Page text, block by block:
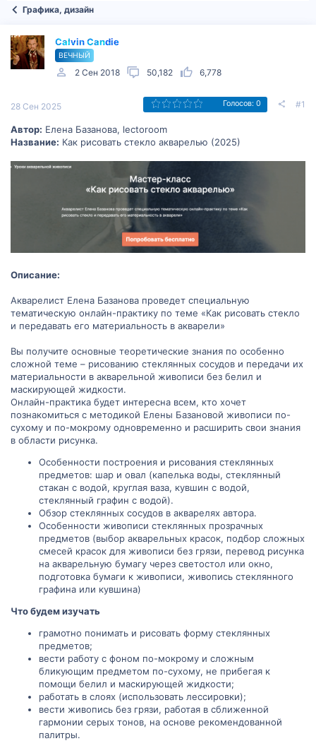
Графика, дизайн
Calvin Candie
ВЕЧНЫЙ
2 Сен 2018 50,182 6,778
28 Сен 2025 Голосов: 0 #1
Автор: Елена Базанова, lectoroom
Название: Как рисовать стекло акварелью (2025)
Описание:
Акварелист Елена Базанова проведет специальную
тематическую онлайн-практику по теме «Как рисовать стекло
и передавать его материальность в акварели»
Вы получите основные теоретические знания по особенно
сложной теме – рисованию стеклянных сосудов и передачи их
материальности в акварельной живописи без белил и
маскирующей жидкости.
Онлайн-практика будет интересна всем, кто хочет
познакомиться с методикой Елены Базановой живописи по-
сухому и по-мокрому одновременно и расширить свои знания
в области рисунка.
Особенности построения и рисования стеклянных
предметов: шар и овал (капелька воды, стеклянный
стакан с водой, круглая ваза, кувшин с водой,
стеклянный графин с водой).
Обзор стеклянных сосудов в акварелях автора.
Особенности живописи стеклянных прозрачных
предметов (выбор акварельных красок, подбор сложных
смесей красок для живописи без грязи, перевод рисунка
на акварельную бумагу через светостол или окно,
подготовка бумаги к живописи, живопись стеклянного
графина или кувшина)
Что будем изучать
грамотно понимать и рисовать форму стеклянных
предметов;
вести работу с фоном по-мокрому и сложным
бликующим предметом по-сухому, не прибегая к
помощи белил и маскирующей жидкости;
работать в слоях (использовать лессировки);
вести живопись без грязи, работая в сближенной
гармонии серых тонов, на основе рекомендованной
палитры.